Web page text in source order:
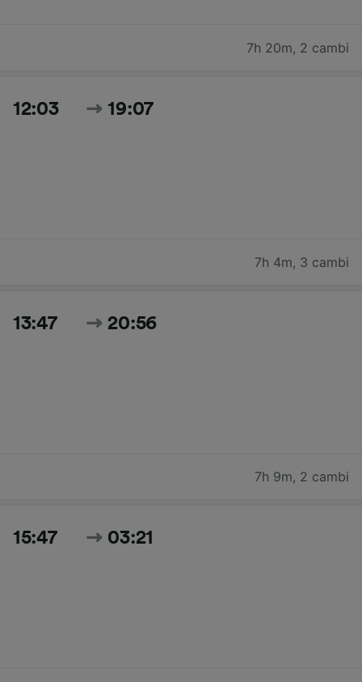
7h 20m, 2 cambi
12:03 19:07
7h 4m, 3 cambi
13:47 20:56
7h 9m, 2 cambi
15:47 03:21